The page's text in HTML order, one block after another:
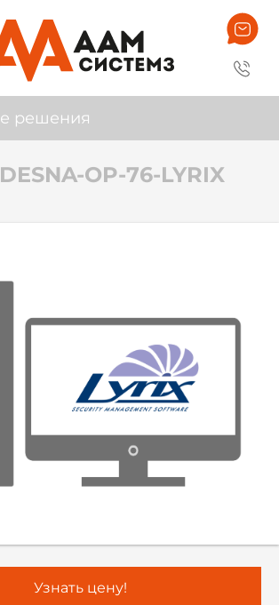
решения
OP-76-LYRIX
Узнать цену!